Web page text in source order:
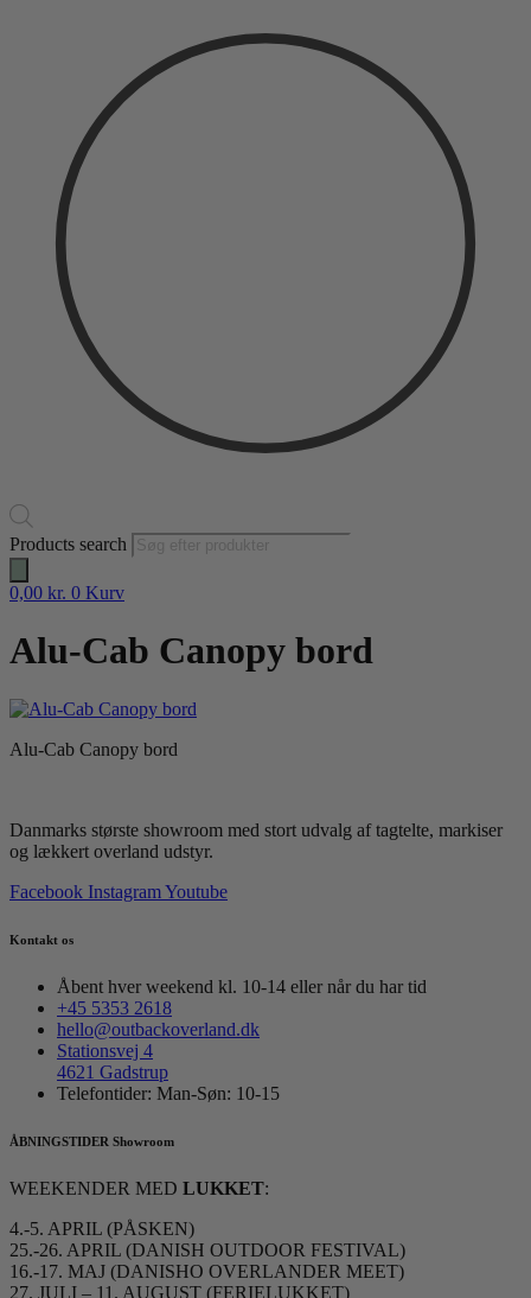
Products search
0,00 kr. 0 Kurv
Alu-Cab Canopy bord
Alu-Cab Canopy bord
Danmarks største showroom med stort udvalg af tagtelte, markiser
og lækkert overland udstyr.
Facebook InstagramYoutube
Kontakt os
Åbent hver weekend kl. 10-14 eller når du har tid
+45 5353 2618
hello@outbackoverland.dk
Stationsvej 4
4621 Gadstrup
Telefontider: Man-Søn: 10-15
ÅBNINGSTIDER Showroom
WEEKENDER MED LUKKET:
4.-5. APRIL (PÅSKEN)
25.-26. APRIL (DANISH OUTDOOR FESTIVAL)
16.-17. MAJ (DANISHO OVERLANDER MEET)
27. JULI – 11. AUGUST (FERIELUKKET)